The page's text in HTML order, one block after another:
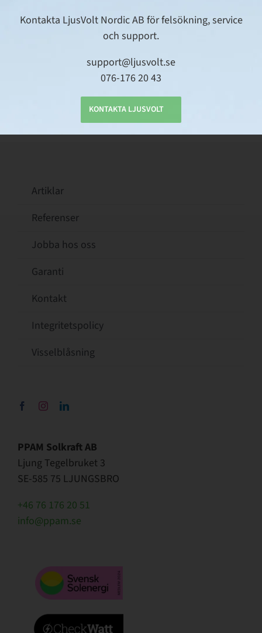
Artiklar
Referenser
Jobba hos oss
Garanti
Kontakt
Integritetspolicy
Visselblåsning
PPAM Solkraft AB
Ljung Tegelbruket 3
SE-585 75 LJUNGSBRO
+46 76 176 20 51
info@ppam.se
Kontakta LjusVolt Nordic AB för felsökning, service
och support.
support@ljusvolt.se
076-176 20 43
KONTAKTA LJUSVOLT